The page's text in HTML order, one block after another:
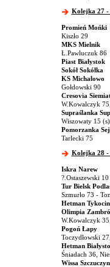
Kolejka 27 -
Promień Mońki
Kiszło 29
MKS Mielnik
Ł.Pawluczuk 86
Piast Białystok
Sokół Sokółka
KS Michałowo
Gołdowski 90
Cresovia
W.Kowalczyk
Supraślanka
Wiszowaty 15
Pomorzanka
Tarlecki 75
Kolejka 28 -
Iskra Narew
?.Ostaszewski
Tur Bielsk
Szmurło 73 -
Hetman Tykocin
Olimpia
W.Kowalczyk
Pogoń Łapy
Toczydłowski
Hetman
Śniadach 36,
Wissa Szczuczyn